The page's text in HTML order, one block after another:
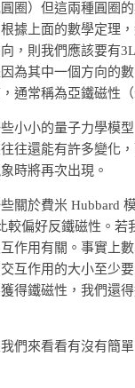
圈）但這兩種圓圈
據上面的數學定理
，則我們應該要有3L
為其中一個方向的
通常稱為亞鐵磁性（
小小的量子力學模
往還能有許多變化
時將再次出現。
關於費米 Hubbard
較偏好反鐵磁性。
作用有關。事實上
互作用的大小至少
得鐵磁性，我們還
們來看看有沒有簡